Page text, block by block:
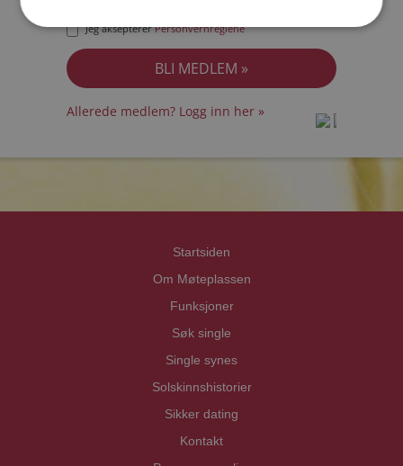
Jeg akseptererPersonvernreglene
Allerede medlem? Logg inn her »
Startsiden
Om Møteplassen
Funksjoner
Søk single
Single synes
Solskinnshistorier
Sikker dating
Kontakt